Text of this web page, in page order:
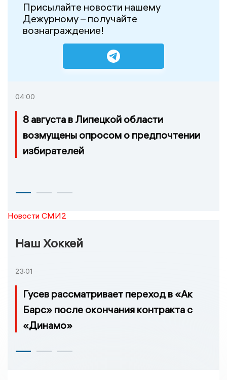
Присылайте новости нашему
Дежурному – получайте
вознаграждение!
04:00
8 августа в Липецкой области
возмущены опросом о предпочтении
избирателей
Новости СМИ2
Наш Хоккей
23:01
Гусев рассматривает переход в «Ак
Барс» после окончания контракта с
«Динамо»